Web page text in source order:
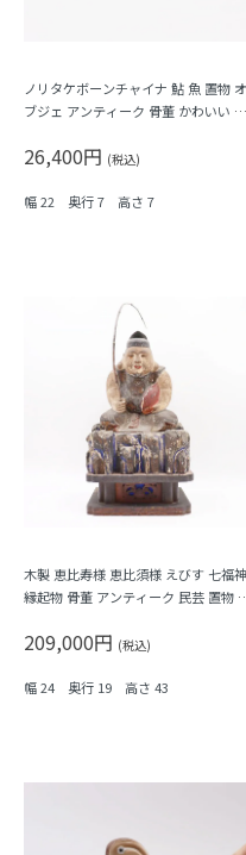
ノリタケボーンチャイナ 鮎 魚 置物 オ
ブジェ アンティーク 骨董 かわいい 美
26,400円 (税込)
幅 22 奥行 7 高さ 7
木製 恵比寿様 恵比須様 えびす 七福神
縁起物 骨董 アンティーク 民芸 置物
209,000円 (税込)
幅 24 奥行 19 高さ 43